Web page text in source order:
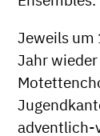
Jeweils um
Jahr
adventlich-